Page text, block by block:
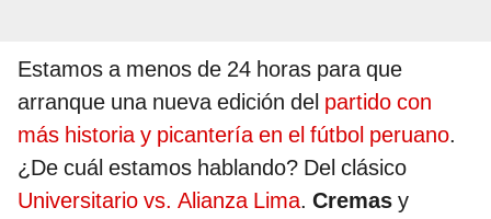
Estamos a menos de 24 horas para que
arranque una nueva edición del partido con
más historia y picantería en el fútbol peruano.
¿De cuál estamos hablando? Del clásico
Universitario vs. Alianza Lima. Cremas y